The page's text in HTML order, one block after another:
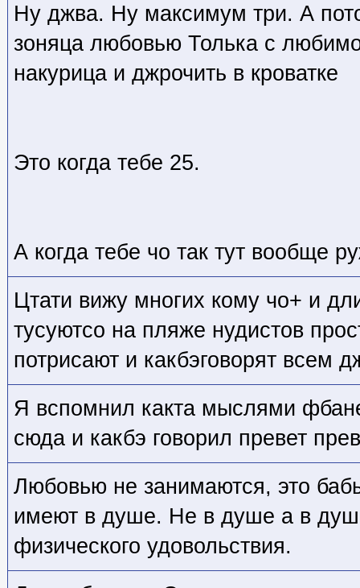
Ну джва. Ну максимум три. А
зоняца любовью Толька с
накурица и джрочить в кроватке
Это когда тебе 25.
А когда тебе чо так тут вообще
Цтати вижу многих кому чо+ и
тусуютсо на пляже нудистов
потрисают и какбэговорят всем
Я вспомнил какта мыслями
сюда и какбэ говорил превет
Любовью не занимаются, это
имеют в душе. Не в душе а в
физического удовольствия.